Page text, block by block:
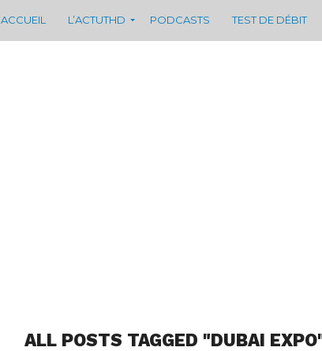
ACCUEIL L’ACTUTHD PODCASTS TEST DE DÉBIT
ALL POSTS TAGGED "DUBAI